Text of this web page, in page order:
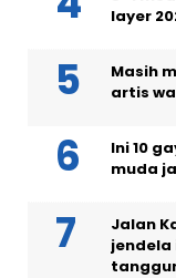
layer
Masih
artis
Ini 10
muda
Jalan